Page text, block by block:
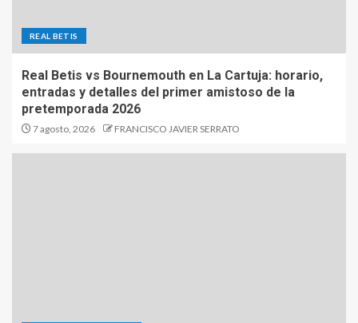
REAL BETIS
Real Betis vs Bournemouth en La Cartuja: horario,
entradas y detalles del primer amistoso de la
pretemporada 2026
7 agosto, 2026 FRANCISCO JAVIER SERRATO